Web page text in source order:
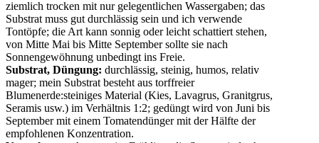
ziemlich trocken mit nur gelegentlichen Wassergaben; das
Substrat muss gut durchlässig sein und ich verwende
Tontöpfe; die Art kann sonnig oder leicht schattiert stehen,
von Mitte Mai bis Mitte September sollte sie nach
Sonnengewöhnung unbedingt ins Freie.
Substrat, Düngung: durchlässig, steinig, humos, relativ
mager; mein Substrat besteht aus torffreier
Blumenerde:steiniges Material (Kies, Lavagrus, Granitgrus,
Seramis usw.) im Verhältnis 1:2; gedüngt wird von Juni bis
September mit einem Tomatendünger mit der Hälfte der
empfohlenen Konzentration.